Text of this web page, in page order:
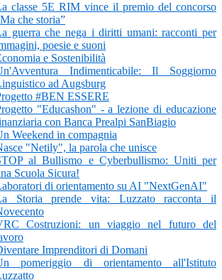
classe 5E RIM vince il premio del concorso
che storia”
guerra che nega i diritti umani: racconti per
poesie e suoni
e Sostenibilità
Indimenticabile: Il Soggiorno
ad Augsburg
#BEN ESSERE
"Educashon" - a lezione di educazione
con Banca Prealpi SanBiagio
Weekend in compagnia
"Netily", la parola che unisce
al Bullismo e Cyberbullismo: Uniti per
Scuola Sicura!
di orientamento su AI "NextGenAI"
Storia prende vita: Luzzato racconta il
Costruzioni: un viaggio nel futuro del
Imprenditori di Domani
pomeriggio di orientamento all'Istituto